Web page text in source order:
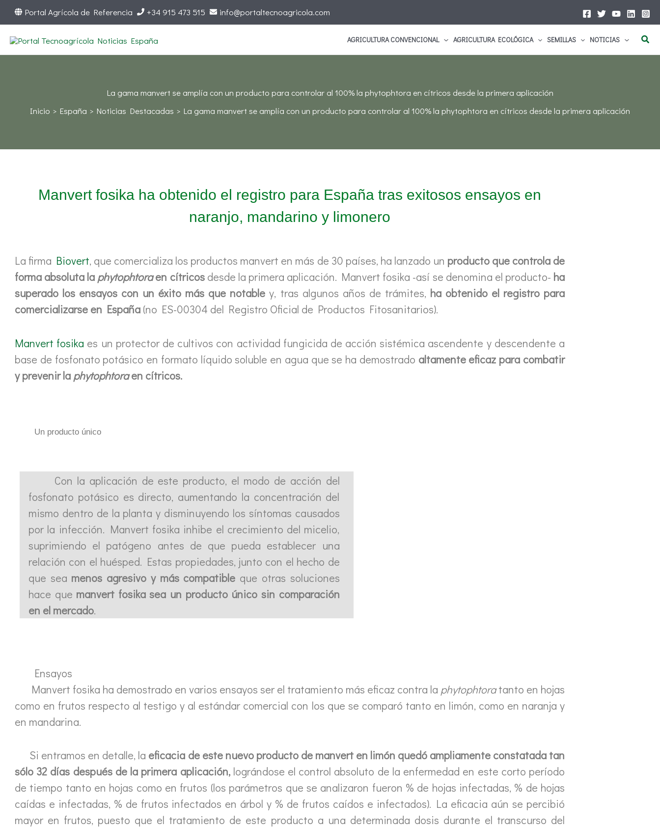
Portal Agrícola de Referencia +34 915 473 515 info@portaltecnoagricola.com
AGRICULTURA CONVENCIONAL AGRICULTURA ECOLÓGICA SEMILLAS NOTICIAS
La gama manvert se amplía con un producto para controlar al 100% la phytophtora en cítricos desde la primera aplicación
Inicio
España Noticias Destacadas La gama manvert se amplía con un producto para controlar al 100% la phytophtora en cítricos desde la primera aplicación
Manvert fosika ha obtenido el registro para España tras exitosos ensayos en
naranjo, mandarino y limonero
La firma Biovert, que comercializa los productos manvert en más de 30 países, ha lanzado un producto que controla de
forma absoluta la phytophtoraen cítricosdesde la primera aplicación. Manvert fosika -así se denomina el producto- ha
superado los ensayos con un éxito más que notable y, tras algunos años de trámites, ha obtenido el registro para
comercializarse en España (no ES-00304 del Registro Oficial de Productos Fitosanitarios).
Manvert fosika es un protector de cultivos con actividad fungicida de acción sistémica ascendente y descendente a
base de fosfonato potásico en formato líquido soluble en agua que se ha demostrado altamente eficaz para combatir
y prevenir la phytophtoraen cítricos.
Un producto único
Con la aplicación de este producto, el modo de acción del
fosfonato potásico es directo, aumentando la concentración del
mismo dentro de la planta y disminuyendo los síntomas causados
por la infección. Manvert fosika inhibe el crecimiento del micelio,
suprimiendo el patógeno antes de que pueda establecer una
relación con el huésped. Estas propiedades, junto con el hecho de
que sea menos agresivo y más compatible que otras soluciones
hace que manvert fosika sea un producto único sin comparación
en el mercado.
Ensayos
Manvert fosika ha demostrado en varios ensayos ser el tratamiento más eficaz contra la phytophtoratanto en hojas
como en frutos respecto al testigo y al estándar comercial con los que se comparó tanto en limón, como en naranja y
en mandarina.
Si entramos en detalle, la eficacia de este nuevo producto de manvert en limón quedó ampliamente constatada tan
sólo 32 días después de la primera aplicación,lográndose el control absoluto de la enfermedad en este corto período
de tiempo tanto en hojas como en frutos (los parámetros que se analizaron fueron % de hojas infectadas, % de hojas
caídas e infectadas, % de frutos infectados en árbol y % de frutos caídos e infectados). La eficacia aún se percibió
mayor en frutos, puesto que el tratamiento de este producto a una determinada dosis durante el transcurso del